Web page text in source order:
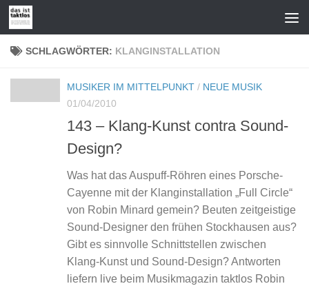
Zum Inhalt springen
SCHLAGWÖRTER: KLANGINSTALLATION
MUSIKER IM MITTELPUNKT / NEUE MUSIK
01/04/2010
143 – Klang-Kunst contra Sound-
Design?
Was hat das Auspuff-Röhren eines Porsche-
Cayenne mit der Klanginstallation „Full Circle“
von Robin Minard gemein? Beuten zeitgeistige
Sound-Designer den frühen Stockhausen aus?
Gibt es sinnvolle Schnittstellen zwischen
Klang-Kunst und Sound-Design? Antworten
liefern live beim Musikmagazin taktlos Robin